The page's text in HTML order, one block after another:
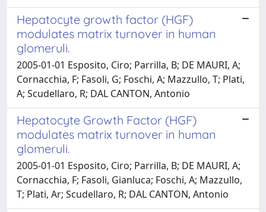
Hepatocyte growth factor (HGF)
modulates matrix turnover in human
glomeruli.
2005-01-01 Esposito, Ciro; Parrilla, B; DE MAURI, A;
Cornacchia, F; Fasoli, G; Foschi, A; Mazzullo, T; Plati,
A; Scudellaro, R; DAL CANTON, Antonio
Hepatocyte Growth Factor (HGF)
modulates matrix turnover in human
glomeruli.
2005-01-01 Esposito, Ciro; Parrilla, B; DE MAURI, A;
Cornacchia, F; Fasoli, Gianluca; Foschi, A; Mazzullo,
T; Plati, Ar; Scudellaro, R; DAL CANTON, Antonio